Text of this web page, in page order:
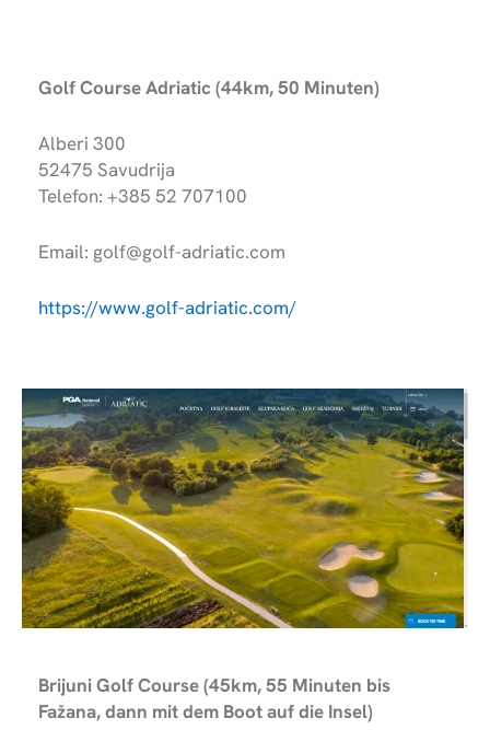
Golf Course Adriatic (44km, 50 Minuten)
Alberi 300
52475 Savudrija
Telefon: +385 52 707100
Email: golf@golf-adriatic.com
https://www.golf-adriatic.com/
Brijuni Golf Course (45km, 55 Minuten bis
Fažana, dann mit dem Boot auf die Insel)